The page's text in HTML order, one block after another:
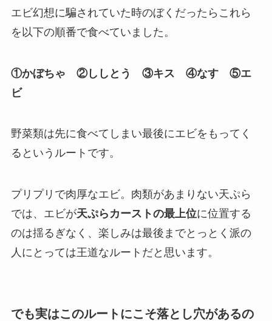
エビ幻想に騙されていた時のぼくだったらこれら
を以下の順番で食べていました。
①かぼちゃ ②ししとう ③キス ④なす ⑤エ
ビ
野菜類は先に食べてしまい最後にエビをもってく
るというルートです。
プリプリで肉厚なエビ。肉類があまりない天ぷら
では、エビが天ぷらカーストの最上位に位置する
のは揺るぎなく、楽しみは最後までとっとく派の
人にとっては王道なルートだと思います。
でも実はこのルートにこそ落とし穴があるの